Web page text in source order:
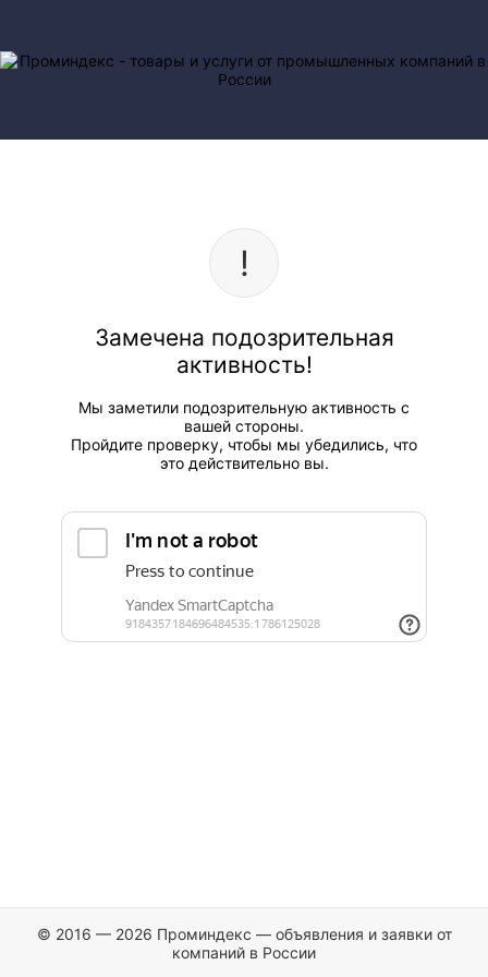
Замечена подозрительная
активность!
Мы заметили подозрительную активность с
вашей стороны.
Пройдите проверку, чтобы мы убедились, что
это действительно вы.
© 2016 — 2026 Проминдекс — объявления и заявки от
компаний в России